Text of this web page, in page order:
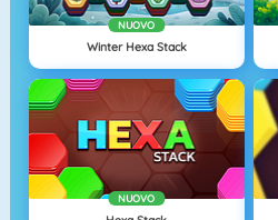
NUOVO
Winter Hexa Stack
NUOVO